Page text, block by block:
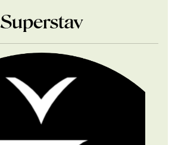
Superstav